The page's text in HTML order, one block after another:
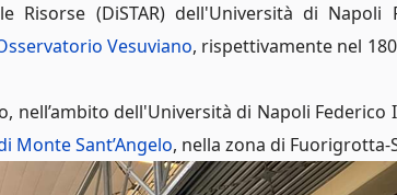
(DiSTAR) dell'Università di
Vesuviano, rispettivamente nel
nell’ambito dell'Università di Napoli Federico
Monte Sant’Angelo, nella zona di Fuorigrotta-